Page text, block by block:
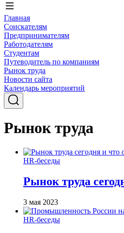
Главная
Соискателям
Предпринимателям
Работодателям
Студентам
Путеводитель по компаниям
Рынок труда
Новости сайта
Календарь мероприятий
Рынок труда
HR-беседы
Рынок труда
3 мая 2023
HR-беседы